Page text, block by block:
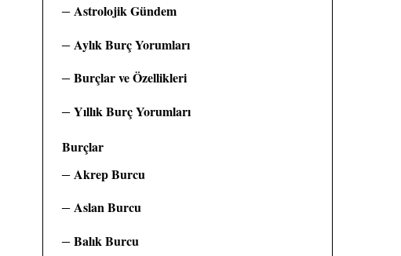
Astrolojik Gündem
Aylık Burç Yorumları
Burçlar ve Özellikleri
Yıllık Burç Yorumları
Burçlar
Akrep Burcu
Aslan Burcu
Balık Burcu